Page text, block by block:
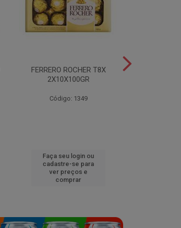
FERRERO ROCHER T8X
2X10X100GR
Código: 1349
Faça seu login ou
cadastre-se para
ver preços e
comprar